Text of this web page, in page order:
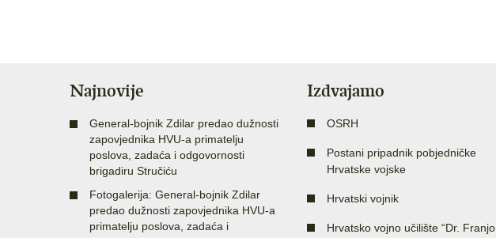
Najnovije
General-bojnik Zdilar predao dužnosti
zapovjednika HVU-a primatelju
poslova, zadaća i odgovornosti
brigadiru Stručiću
Fotogalerija: General-bojnik Zdilar
predao dužnosti zapovjednika HVU-a
primatelju poslova, zadaća i
Izdvajamo
OSRH
Postani pripadnik pobjedničke
Hrvatske vojske
Hrvatski vojnik
Hrvatsko vojno učilište “Dr. Franjo